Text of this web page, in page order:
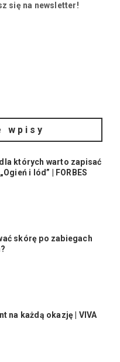
się na newsletter!
wpisy
których warto zapisać
i lód” | FORBES
skórę po zabiegach
na każdą okazję | VIVA